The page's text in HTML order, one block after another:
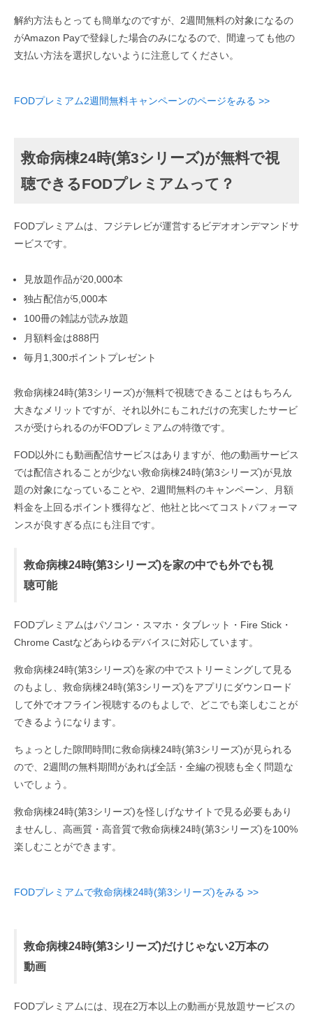
解約方法もとっても簡単なのですが、2週間無料の対象になるの
がAmazon Payで登録した場合のみになるので、間違っても他の
支払い方法を選択しないように注意してください。
FODプレミアム2週間無料キャンペーンのページをみる >>
救命病棟24時(第3シリーズ)が無料で視
聴できるFODプレミアムって？
FODプレミアムは、フジテレビが運営するビデオオンデマンドサ
ービスです。
見放題作品が20,000本
独占配信が5,000本
100冊の雑誌が読み放題
月額料金は888円
毎月1,300ポイントプレゼント
救命病棟24時(第3シリーズ)が無料で視聴できることはもちろん
大きなメリットですが、それ以外にもこれだけの充実したサービ
スが受けられるのがFODプレミアムの特徴です。
FOD以外にも動画配信サービスはありますが、他の動画サービス
では配信されることが少ない救命病棟24時(第3シリーズ)が見放
題の対象になっていることや、2週間無料のキャンペーン、月額
料金を上回るポイント獲得など、他社と比べてコストパフォーマ
ンスが良すぎる点にも注目です。
救命病棟24時(第3シリーズ)を家の中でも外でも視
聴可能
FODプレミアムはパソコン・スマホ・タブレット・Fire Stick・
Chrome Castなどあらゆるデバイスに対応しています。
救命病棟24時(第3シリーズ)を家の中でストリーミングして見る
のもよし、救命病棟24時(第3シリーズ)をアプリにダウンロード
して外でオフライン視聴するのもよしで、どこでも楽しむことが
できるようになります。
ちょっとした隙間時間に救命病棟24時(第3シリーズ)が見られる
ので、2週間の無料期間があれば全話・全編の視聴も全く問題な
いでしょう。
救命病棟24時(第3シリーズ)を怪しげなサイトで見る必要もあり
ませんし、高画質・高音質で救命病棟24時(第3シリーズ)を100%
楽しむことができます。
FODプレミアムで救命病棟24時(第3シリーズ)をみる >>
救命病棟24時(第3シリーズ)だけじゃない2万本の
動画
FODプレミアムには、現在2万本以上の動画が見放題サービスの